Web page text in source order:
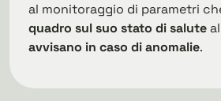
al monitoraggio di parametri
quadro sul suo stato di salute
avvisano in caso di anomalie.